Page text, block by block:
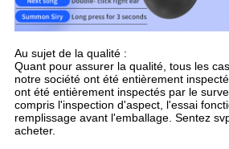
Au sujet de la qualité :
Quant pour assurer la qualité, tous les
notre société ont été entièrement
ont été entièrement inspectés par le
compris l'inspection d'aspect, l'essai
remplissage avant l'emballage. Sentez
acheter.